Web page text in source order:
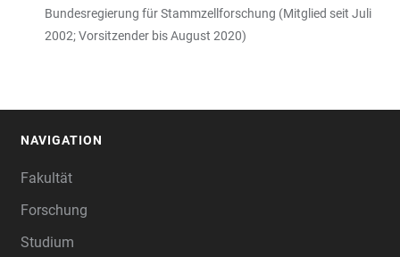
Bundesregierung für Stammzellforschung (Mitglied seit Juli
2002; Vorsitzender bis August 2020)
NAVIGATION
Fakultät
Forschung
Studium